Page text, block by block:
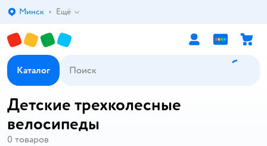
Выбор адреса доставки.
Минск Ещё
Каталог
Детские трехколесные
велосипеды
0 товаров